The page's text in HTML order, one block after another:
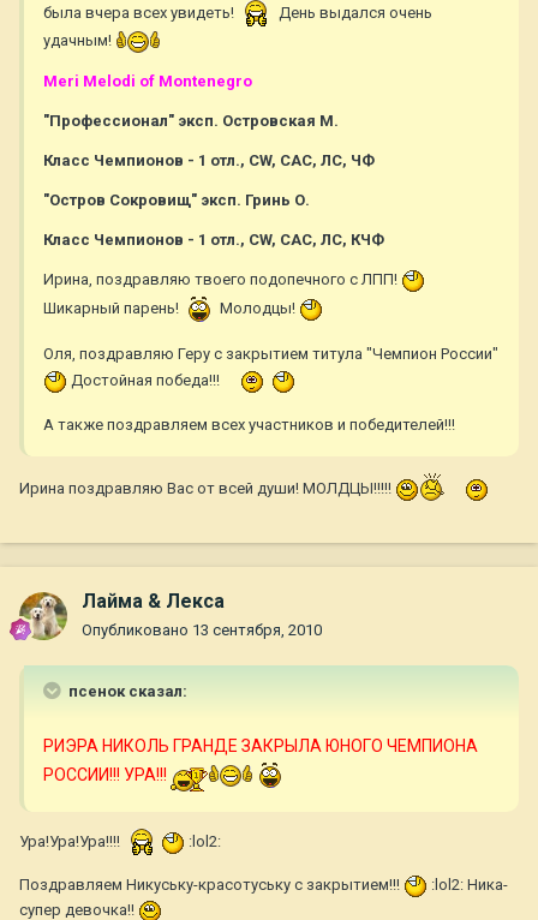
была вчера всех увидеть!
День выдался очень
удачным!
Meri Melodi of Montenegro
"Профессионал" эксп. Островская М.
Класс Чемпионов - 1 отл., CW, САС, ЛС, ЧФ
"Остров Сокровищ" эксп. Гринь О.
Класс Чемпионов - 1 отл., CW, САС, ЛС, КЧФ
Ирина, поздравляю твоего подопечного с ЛПП!
Шикарный парень!
Молодцы!
Оля, поздравляю Геру с закрытием титула "Чемпион России"
Достойная победа!!!
А также поздравляем всех участников и победителей!!!
Ирина поздравляю Вас от всей души! МОЛДЦЫ!!!!!
Лайма & Лекса
Опубликовано 13 сентября, 2010
псенок сказал:
РИЭРА НИКОЛЬ ГРАНДЕ ЗАКРЫЛА ЮНОГО ЧЕМПИОНА
РОССИИ!!! УРА!!!
Ура!Ура!Ура!!!! :lol2:
Поздравляем Никуську-красотуську с закрытием!!!
:lol2: Ника-
супер девочка!!